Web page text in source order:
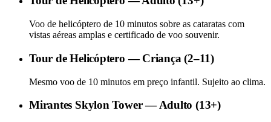
Voo de helicóptero de 10 minutos sobre as cataratas com
vistas aéreas amplas e certificado de voo souvenir.
Tour de Helicóptero — Criança (2–11)
Mesmo voo de 10 minutos em preço infantil. Sujeito ao clima.
Mirantes Skylon Tower — Adulto (13+)